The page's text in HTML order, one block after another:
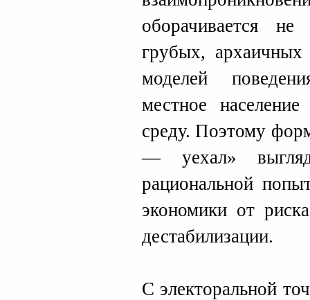
оборачивается
грубых,
моделей
местное
среду. Поэтому
— уехал»
рациональной
экономики от
дестабилизации.
С электоральной